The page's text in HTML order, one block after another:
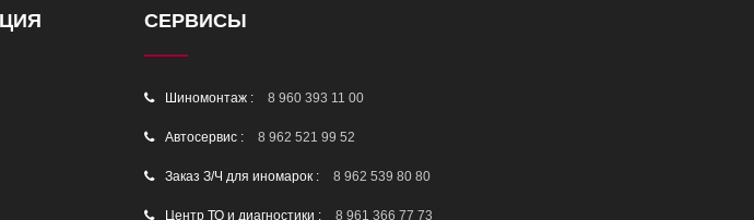
СЕРВИСЫ
Шиномонтаж : 8 960 393 11 00
Автосервис : 8 962 521 99 52
Заказ З/Ч для иномарок : 8 962 539 80 80
Центр ТО и диагностики : 8 961 366 77 73